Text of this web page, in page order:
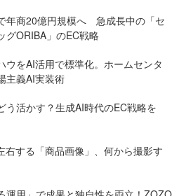
年商20億円規模へ 急成長中の「セ
グORIBA」のEC戦略
ウをAI活用で標準化。ホームセンタ
主義AI実装術
う活かす？生成AI時代のEC戦略を
右する「商品画像」、何から撮影す